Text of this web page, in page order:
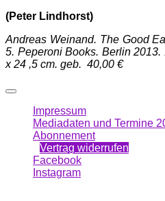
(Peter Lindhorst)
Andreas Weinand. The Good
5. Peperoni Books. Berlin 2013.
x 24 ,5 cm. geb. 40,00 €
Impressum
Mediadaten und Termine
Abonnement
Vertrag widerrufen
Facebook
Instagram